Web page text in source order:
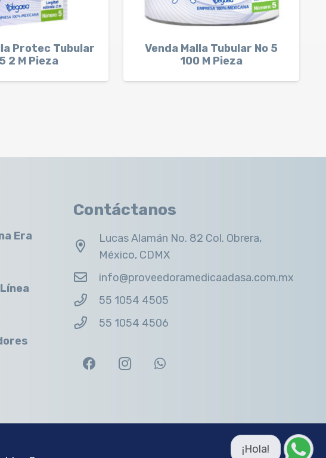
Protec Tubular
2 M Pieza
Venda Malla Tubular No 5
100 M Pieza
Era
Contáctanos
Lucas Alamán No. 82 Col. Obrera,
México, CDMX
info@proveedoramedicaadasa.com.mx
55 1054 4505
55 1054 4506
¡Hola!